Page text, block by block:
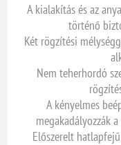
A kialakítás és az
történő
Két rögzítési
Nem teherhordó
A kényelmes
megakadályozzák
Előszerelt